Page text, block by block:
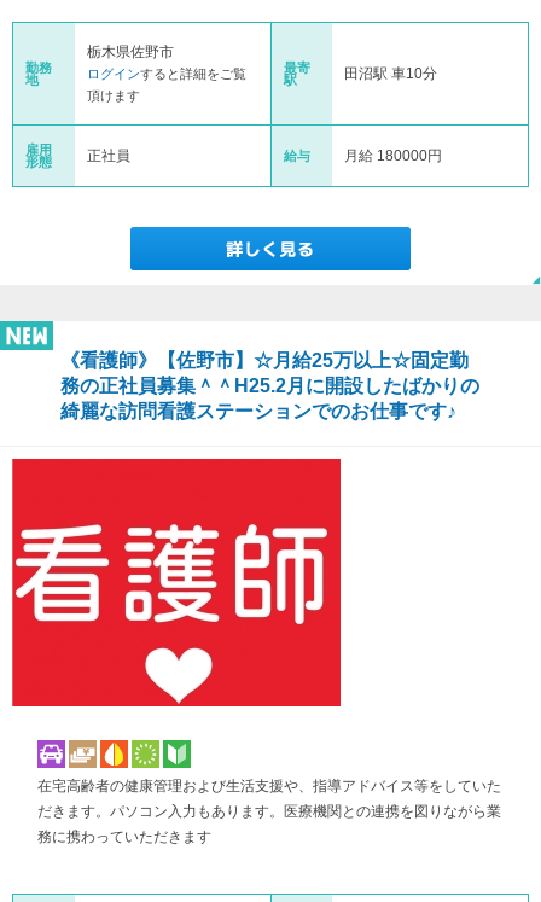
勤務
地
栃木県佐野市
ログインすると詳細をご覧
頂けます
最寄
駅
田沼駅 車10分
雇用
形態
正社員 給与 月給 180000円
《看護師》【佐野市】☆月給25万以上☆固定勤
務の正社員募集＾＾H25.2月に開設したばかりの
綺麗な訪問看護ステーションでのお仕事です♪
在宅高齢者の健康管理および生活支援や、指導アドバイス等をしていた
だきます。パソコン入力もあります。医療機関との連携を図りながら業
務に携わっていただきます